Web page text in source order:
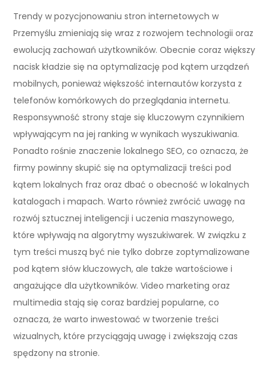
Trendy w pozycjonowaniu stron internetowych w
Przemyślu zmieniają się wraz z rozwojem technologii oraz
ewolucją zachowań użytkowników. Obecnie coraz większy
nacisk kładzie się na optymalizację pod kątem urządzeń
mobilnych, ponieważ większość internautów korzysta z
telefonów komórkowych do przeglądania internetu.
Responsywność strony staje się kluczowym czynnikiem
wpływającym na jej ranking w wynikach wyszukiwania.
Ponadto rośnie znaczenie lokalnego SEO, co oznacza, że
firmy powinny skupić się na optymalizacji treści pod
kątem lokalnych fraz oraz dbać o obecność w lokalnych
katalogach i mapach. Warto również zwrócić uwagę na
rozwój sztucznej inteligencji i uczenia maszynowego,
które wpływają na algorytmy wyszukiwarek. W związku z
tym treści muszą być nie tylko dobrze zoptymalizowane
pod kątem słów kluczowych, ale także wartościowe i
angażujące dla użytkowników. Video marketing oraz
multimedia stają się coraz bardziej popularne, co
oznacza, że warto inwestować w tworzenie treści
wizualnych, które przyciągają uwagę i zwiększają czas
spędzony na stronie.